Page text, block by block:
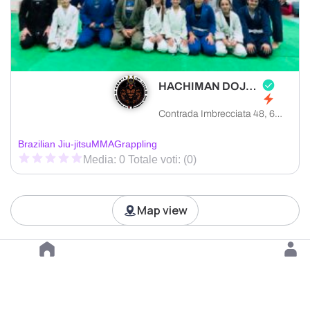
HACHIMAN DOJO ASD
Contrada Imbrecciata 48, 62010 Montefano provincia di Macerata, Italia
Brazilian Jiu-jitsuMMAGrappling
Media: 0 Totale voti: (0)
Load more
Map view